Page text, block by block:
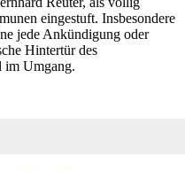
eingestuft. Insbesondere
jede Ankündigung oder
Hintertür des
im Umgang.